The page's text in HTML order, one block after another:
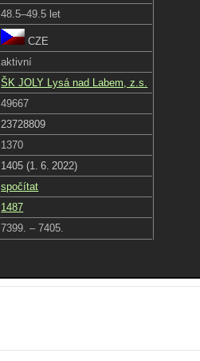
48.5–49.5 let
CZE
aktivní
ŠK JOLY Lysá nad Labem, z.s.
49667
23728809
1370
1405 (1. 6. 2022)
spočítat
1487
7399. – 7405.